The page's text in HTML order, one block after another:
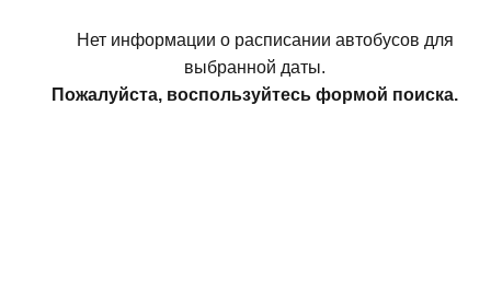
Нет информации о расписании автобусов для
выбранной даты.
Пожалуйста, воспользуйтесь формой поиска.